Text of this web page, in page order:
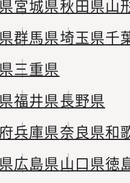
宮城県秋田県山
群馬県埼玉県千
三重県
福井県長野県
兵庫県奈良県和
広島県山口県徳